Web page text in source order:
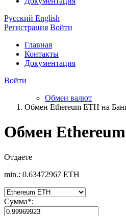
Русский English
Регистрация Войти
Главная
Контакты
Документация
Войти
Обмен валют
Обмен Ethereum ETH на
Обмен
Отдаете
min.: 0.63472967 ETH
Сумма*: